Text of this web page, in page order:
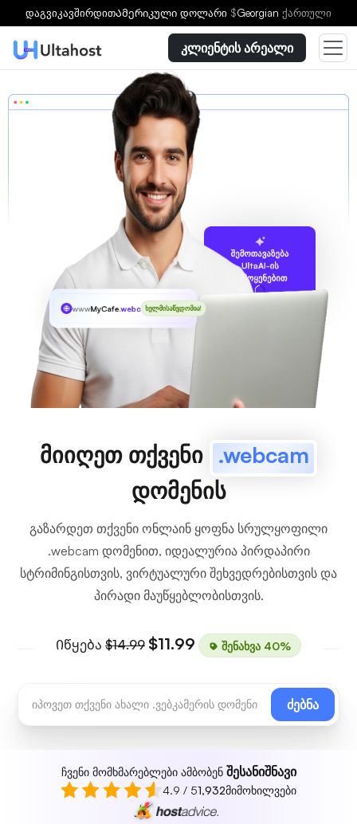
დაგვიკავშირდითᲐმერიკული დოლარი $Georgian ქართული
კლიენტის არეალი
შემოთავაზება
UltaAI-ის
გამოყენებით
wwwMyCafe.webcamხელმისაწვდომია!
მიიღეთ თქვენი .webcam
დომენის
გაზარდეთ თქვენი ონლაინ ყოფნა სრულყოფილი
.webcam დომენით, იდეალურია პირდაპირი
სტრიმინგისთვის, ვირტუალური შეხვედრებისთვის და
პირადი მაუწყებლობისთვის.
Იწყება $14.99 $11.99 შენახვა 40%
ძებნა
ჩვენი მომხმარებლები ამბობენ შესანიშნავი
4.9 / 51,932მიმოხილვები